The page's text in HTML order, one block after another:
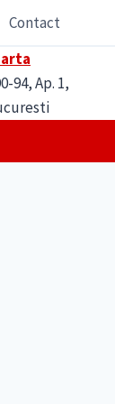
Contact
94, Ap. 1,